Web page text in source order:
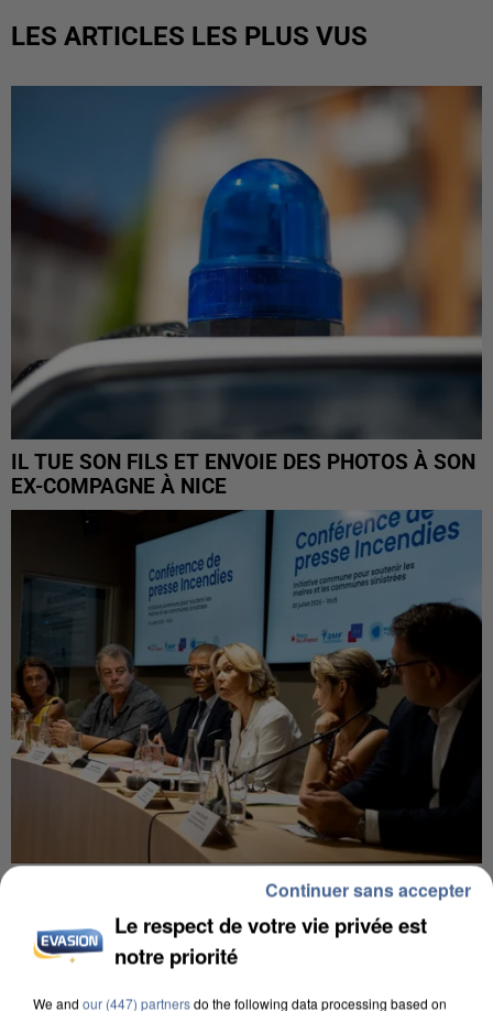
LES ARTICLES LES PLUS VUS
IL TUE SON FILS ET ENVOIE DES PHOTOS À SON
EX-COMPAGNE À NICE
INCENDIES : L’ÎLE-DE-FRANCE LANCE UN ÉLAN
Le respect de votre vie privée est
notre priorité
We and our (447) partnersdo the following data processing based on
Continuer sans accepter